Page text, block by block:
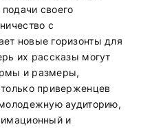
своего
с
новые горизонты для
их рассказы могут
и размеры,
приверженцев
аудиторию,
и